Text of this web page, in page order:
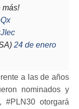
más!
24 de enero
a las de años
nominados y
#PLN30 otorgará